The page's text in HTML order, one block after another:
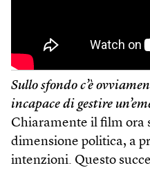
Sullo sfondo c’è
incapace di gestire
Chiaramente il film ora
dimensione politica, a
intenzioni. Questo